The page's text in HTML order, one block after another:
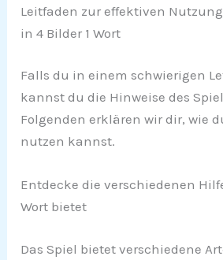
Leitfaden zur effektiven
in 4 Bilder 1 Wort
Falls du in einem schwierigen
kannst du die Hinweise des
Folgenden erklären wir dir, wie
nutzen kannst.
Entdecke die verschiedenen
Wort bietet
Das Spiel bietet verschiedene